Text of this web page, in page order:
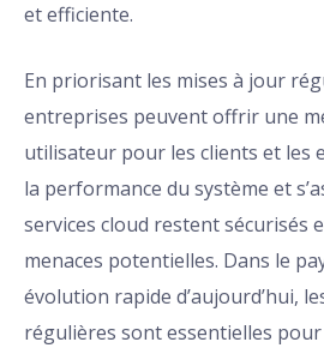
et efficiente.
En priorisant les mises à jour
entreprises peuvent offrir une
utilisateur pour les clients et les
la performance du système et
services cloud restent sécurisés
menaces potentielles. Dans le
évolution rapide d’aujourd’hui,
régulières sont essentielles